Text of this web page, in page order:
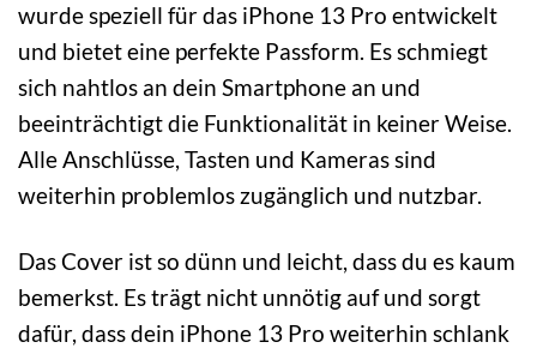
wurde speziell für das iPhone 13 Pro entwickelt
und bietet eine perfekte Passform. Es schmiegt
sich nahtlos an dein Smartphone an und
beeinträchtigt die Funktionalität in keiner Weise.
Alle Anschlüsse, Tasten und Kameras sind
weiterhin problemlos zugänglich und nutzbar.
Das Cover ist so dünn und leicht, dass du es kaum
bemerkst. Es trägt nicht unnötig auf und sorgt
dafür, dass dein iPhone 13 Pro weiterhin schlank